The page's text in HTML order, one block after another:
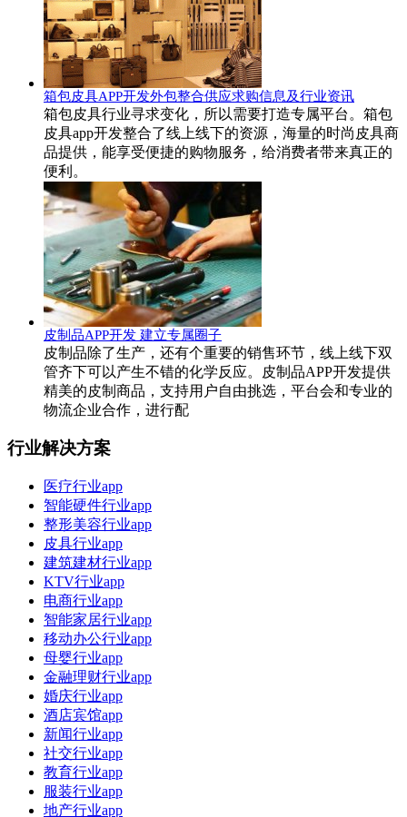
箱包皮具APP开发外包整合供应求购信息及行业资讯
箱包皮具行业寻求变化，所以需要打造专属平台。箱包
皮具app开发整合了线上线下的资源，海量的时尚皮具商
品提供，能享受便捷的购物服务，给消费者带来真正的
便利。
皮制品APP开发 建立专属圈子
皮制品除了生产，还有个重要的销售环节，线上线下双
管齐下可以产生不错的化学反应。皮制品APP开发提供
精美的皮制商品，支持用户自由挑选，平台会和专业的
物流企业合作，进行配
行业解决方案
医疗行业app
智能硬件行业app
整形美容行业app
皮具行业app
建筑建材行业app
KTV行业app
电商行业app
智能家居行业app
移动办公行业app
母婴行业app
金融理财行业app
婚庆行业app
酒店宾馆app
新闻行业app
社交行业app
教育行业app
服装行业app
地产行业app